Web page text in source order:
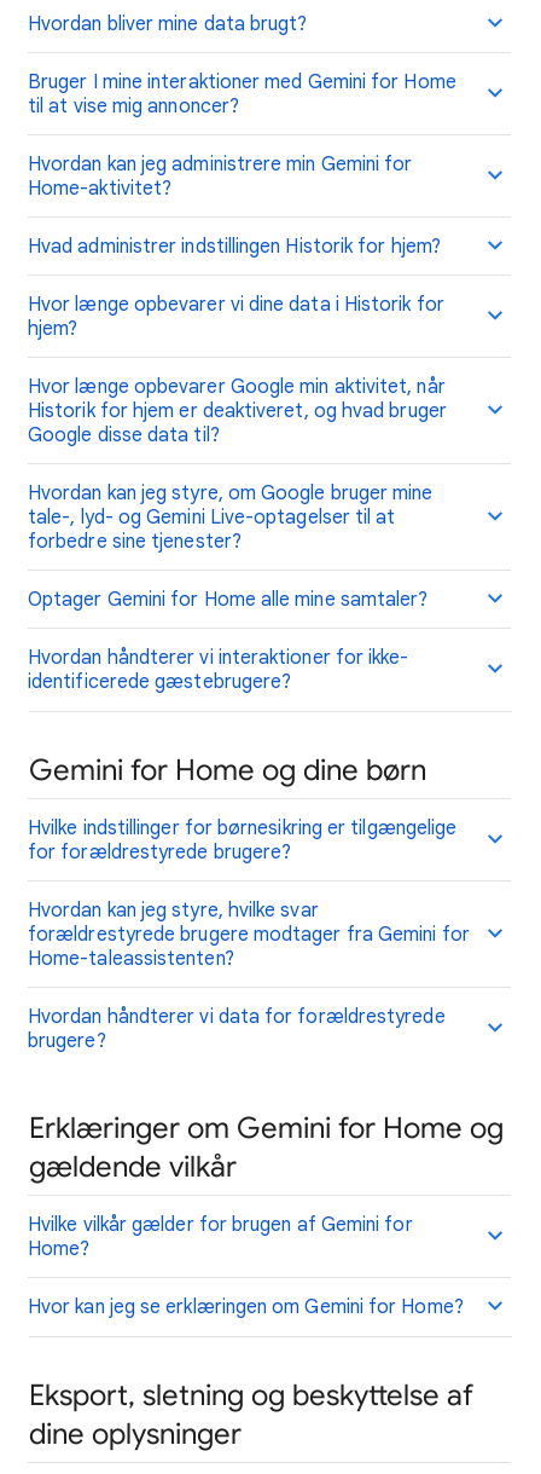
Hvordan bliver mine data brugt?
Bruger I mine interaktioner med Gemini for Home
til at vise mig annoncer?
Hvordan kan jeg administrere min Gemini for
Home-aktivitet?
Hvad administrer indstillingen Historik for hjem?
Hvor længe opbevarer vi dine data i Historik for
hjem?
Hvor længe opbevarer Google min aktivitet, når
Historik for hjem er deaktiveret, og hvad bruger
Google disse data til?
Hvordan kan jeg styre, om Google bruger mine
tale-, lyd- og Gemini Live-optagelser til at
forbedre sine tjenester?
Optager Gemini for Home alle mine samtaler?
Hvordan håndterer vi interaktioner for ikke-
identificerede gæstebrugere?
Gemini for Home og dine børn
Hvilke indstillinger for børnesikring er tilgængelige
for forældrestyrede brugere?
Hvordan kan jeg styre, hvilke svar
forældrestyrede brugere modtager fra Gemini for
Home-taleassistenten?
Hvordan håndterer vi data for forældrestyrede
brugere?
Erklæringer om Gemini for Home og
gældende vilkår
Hvilke vilkår gælder for brugen af Gemini for
Home?
Hvor kan jeg se erklæringen om Gemini for Home?
Eksport, sletning og beskyttelse af
dine oplysninger